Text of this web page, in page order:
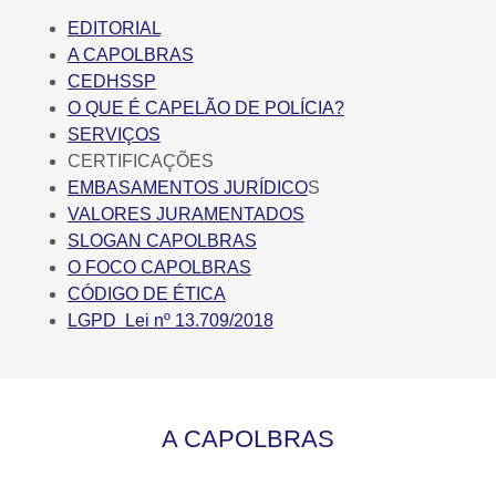
EDITORIAL
A CAPOLBRAS
CEDHSSP
O QUE É CAPELÃO DE POLÍCIA?
SERVIÇOS
CERTIFICAÇÕES
EMBASAMENTOS JURÍDICOS
VALORES JURAMENTADOS
SLOGAN CAPOLBRAS
O FOCO CAPOLBRAS
CÓDIGO DE ÉTICA
LGPD Lei nº 13.709/2018
A CAPOLBRAS